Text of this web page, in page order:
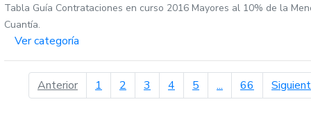
Tabla Guía Contrataciones en curso 2016 Mayores al 10% de la
Cuantía.
Ver categoría
Anteriorpágina anterior
1 2 3 4 5 ... 66